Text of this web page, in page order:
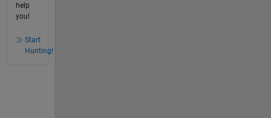
help
you!
Start
Hunting!